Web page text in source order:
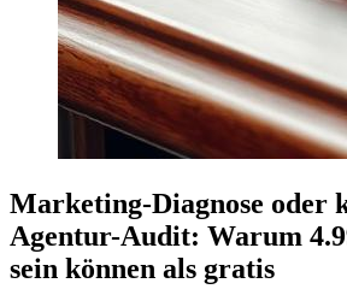
Marketing-Diagnose oder
Agentur-Audit: Warum
sein können als gratis